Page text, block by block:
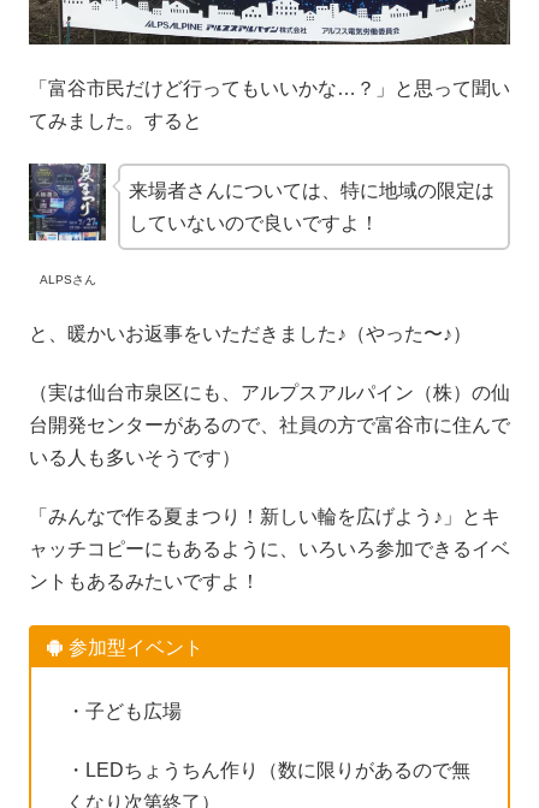
「富谷市民だけど行ってもいいかな…？」と思って聞い
てみました。すると
ALPSさん
来場者さんについては、特に地域の限定は
していないので良いですよ！
と、暖かいお返事をいただきました♪（やった〜♪）
（実は仙台市泉区にも、アルプスアルパイン（株）の仙
台開発センターがあるので、社員の方で富谷市に住んで
いる人も多いそうです）
「みんなで作る夏まつり！新しい輪を広げよう♪」とキ
ャッチコピーにもあるように、いろいろ参加できるイベ
ントもあるみたいですよ！
参加型イベント
・子ども広場
・LEDちょうちん作り（数に限りがあるので無
くなり次第終了）